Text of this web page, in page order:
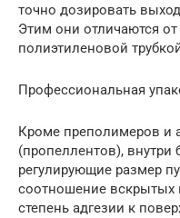
точно дозировать
Этим они отличаются
полиэтиленовой
Профессиональная
Кроме преполимеров и
(пропеллентов), внутри
регулирующие размер
соотношение вскрытых
степень адгезии к